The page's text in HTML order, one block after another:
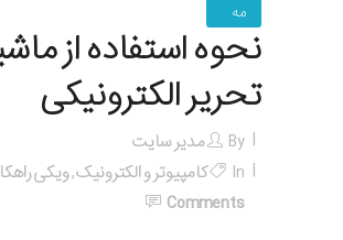
مه
نحوه استفاده از
تحریر الکترونیکی
By
مدیر سایت
In
کامپیوتر و الکترونیک,ویکی
Comments